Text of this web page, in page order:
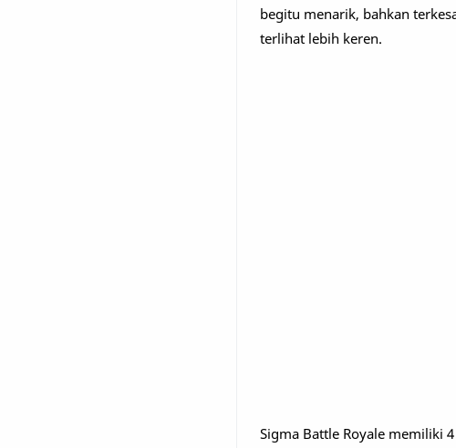
begitu menarik, bahkan
terlihat lebih keren.
Sigma Battle Royale memiliki